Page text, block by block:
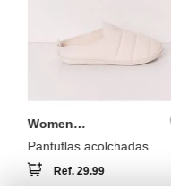
Women
Pantuflas acolchadas
Ref.29.99